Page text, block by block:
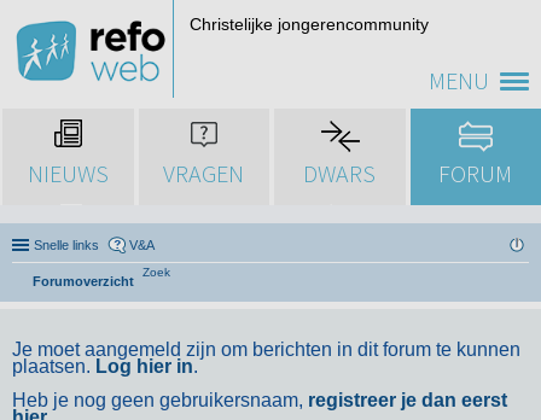
MENU
Christelijke jongerencommunity
NIEUWS VRAGEN DWARS FORUM
Snelle links V&A
Forumoverzicht
Zoek
Je moet aangemeld zijn om berichten in dit forum te kunnen
plaatsen. Log hier in.
Heb je nog geen gebruikersnaam, registreer je dan eerst